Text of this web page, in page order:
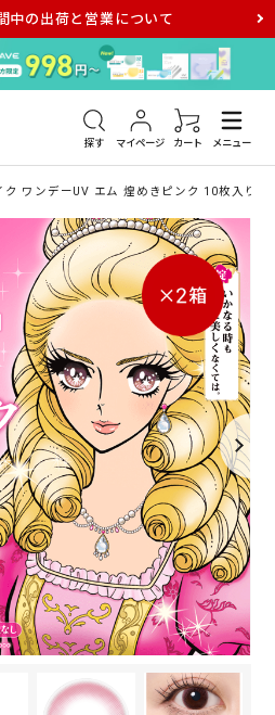
中の出荷と営業について
探す マイページ カート メニュー
メダリスト メガネ
ク ワンデーUV エム 煌めきピンク 10枚入り（